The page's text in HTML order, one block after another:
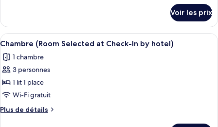
jumeaux,
non-
fumeurs
le
type
de
Chambre
avec
jumeaux,
non-
Voir les prix
Afficher
toutes
les
photos
pour
ce
type
de
Un lit bien fait, avec une couette
8
Chambre (Room Selected at Check-In by hotel)
1 chambre
3 personnes
1 lit 1 place
Wi-Fi gratuit
Plus de détails
Plus